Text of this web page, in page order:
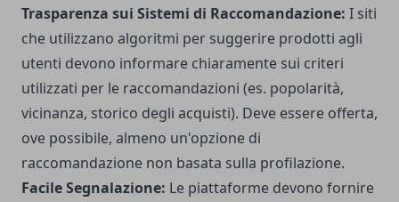
Trasparenza sui Sistemi di Raccomandazione: I siti
che utilizzano algoritmi per suggerire prodotti agli
utenti devono informare chiaramente sui criteri
utilizzati per le raccomandazioni (es. popolarità,
vicinanza, storico degli acquisti). Deve essere offerta,
ove possibile, almeno un'opzione di
raccomandazione non basata sulla profilazione.
Facile Segnalazione: Le piattaforme devono fornire